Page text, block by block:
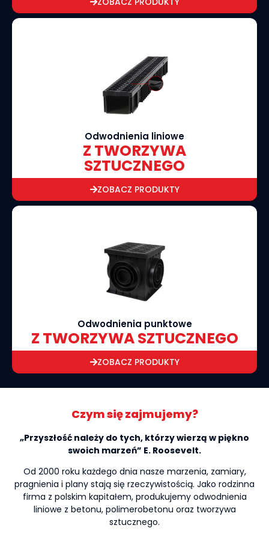
Odwodnienia liniowe
Z TWORZYWA
SZTUCZNEGO
ZOBACZ PRODUKTY
Odwodnienia punktowe
Z TWORZYWA SZTUCZNEGO
ZOBACZ PRODUKTY
Czym się zajmujemy?
„Przyszłość należy do tych, którzy wierzą w piękno
swoich marzeń” E. Roosevelt.
Od 2000 roku każdego dnia nasze marzenia, zamiary,
pragnienia i plany stają się rzeczywistością. Jako rodzinna
firma z polskim kapitałem, produkujemy odwodnienia
liniowe z betonu, polimerobetonu oraz tworzywa
sztucznego.